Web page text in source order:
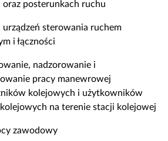
oraz posterunkach ruchu
urządzeń sterowania ruchem
i łączności
nadzorowanie i
pracy manewrowej
kolejowych i użytkowników
na terenie stacji kolejowej
zawodowy